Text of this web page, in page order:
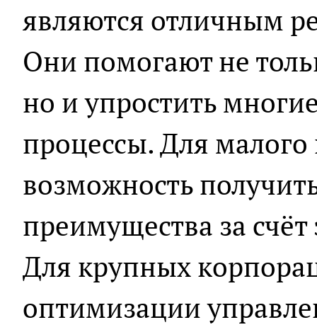
являются отличным
Они помогают не
но и упростить
процессы. Для малого
возможность
преимущества за
Для крупных
оптимизации